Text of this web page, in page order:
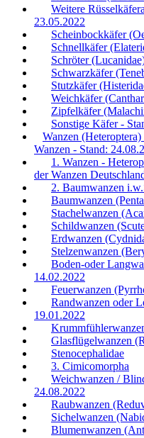
Weitere
23.05.2022
Scheinbockkäfer
Schnellkäfer
Schröter
Schwarzkäfer
Stutzkäfer
Weichkäfer
Zipfelkäfer
Sonstige Käfer -
Wanzen
Wanzen - Stand:
1. Wanzen -
der Wanzen
2. Baumwanzen
Baumwanzen
Stachelwanzen
Schildwanzen
Erdwanzen
Stelzenwanzen
Boden-oder
14.02.2022
Feuerwanzen
Randwanzen oder
19.01.2022
Glasflügelwanzen
Stenocephalidae
3. Cimicomorpha
Weichwanzen /
24.08.2022
Raubwanzen
Sichelwanzen
Blumenwanzen